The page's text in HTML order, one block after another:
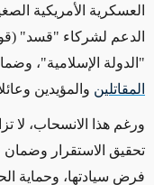
العسكرية الأمريكية
الدعم لشركاء "قسد"
"الدولة الإسلامية"،
المقاتلين والمؤيدين
ورغم هذا الانسحاب،
تحقيق الاستقرار وضمان
فرض سيادتها، وحماية